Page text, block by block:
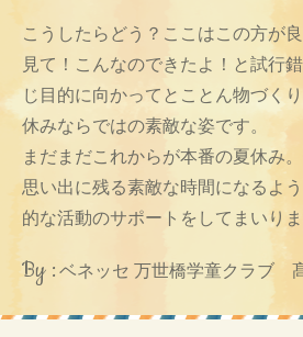
こうしたらどう？ここはこの方が
見て！こんなのできたよ！と試行
じ目的に向かってとことん物づく
休みならではの素敵な姿です。
まだまだこれからが本番の夏休み
思い出に残る素敵な時間になるよ
的な活動のサポートをしてまいりま
By : ベネッセ 万世橋学童クラブ